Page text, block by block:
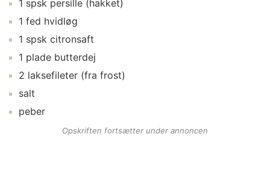
1 spsk persille (hakket)
1 fed hvidløg
1 spsk citronsaft
1 plade butterdej
2 laksefileter (fra frost)
salt
peber
Opskriften fortsætter under annoncen